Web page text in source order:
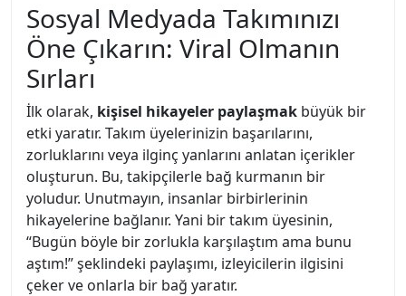
Sosyal Medyada Takımınızı
Öne Çıkarın: Viral Olmanın
Sırları
İlk olarak, kişisel hikayeler paylaşmak büyük bir
etki yaratır. Takım üyelerinizin başarılarını,
zorluklarını veya ilginç yanlarını anlatan içerikler
oluşturun. Bu, takipçilerle bağ kurmanın bir
yoludur. Unutmayın, insanlar birbirlerinin
hikayelerine bağlanır. Yani bir takım üyesinin,
“Bugün böyle bir zorlukla karşılaştım ama bunu
aştım!” şeklindeki paylaşımı, izleyicilerin ilgisini
çeker ve onlarla bir bağ yaratır.